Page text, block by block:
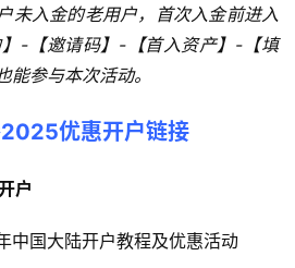
未入金的老用户，首次入金前进入
-【邀请码】-【首入资产】-【填
能参与本次活动。
优惠开户链接
户